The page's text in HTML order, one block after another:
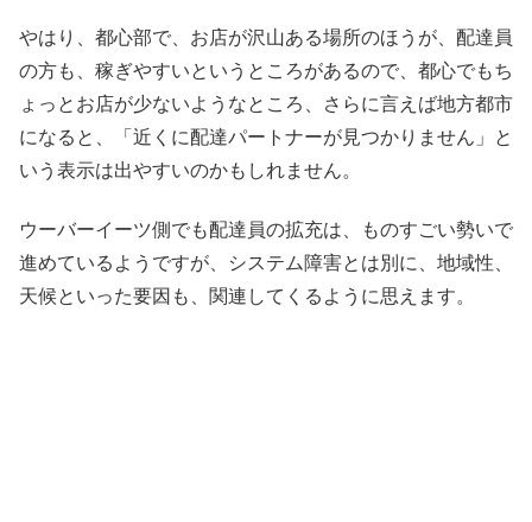
やはり、都心部で、お店が沢山ある場所のほうが、配達員
の方も、稼ぎやすいというところがあるので、都心でもち
ょっとお店が少ないようなところ、さらに言えば地方都市
になると、「近くに配達パートナーが見つかりません」と
いう表示は出やすいのかもしれません。
ウーバーイーツ側でも配達員の拡充は、ものすごい勢いで
進めているようですが、システム障害とは別に、地域性、
天候といった要因も、関連してくるように思えます。